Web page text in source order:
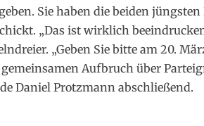
Sie haben die beiden
„Das ist wirklich
„Geben Sie bitte am 20.
Aufbruch über
Daniel Protzmann abschließend.